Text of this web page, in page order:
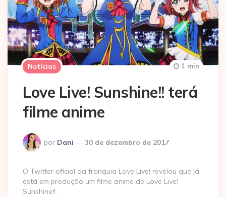
Notícias
Love Live! Sunshine!! terá
filme anime
Postado
por
por Dani 30 de dezembro de 2017
1 min
O Twitter oficial da franquia Love Live! revelou que já
está em produção um filme anime de Love Live!
Sunshine!!.